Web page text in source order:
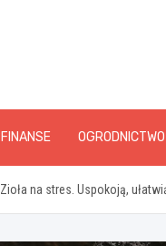
FINANSE OGRODNICTWO
Zioła na stres. Uspokoją,